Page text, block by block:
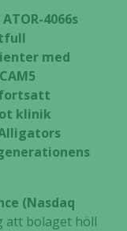
4066s
med
klinik
(Nasdaq
att bolaget höll